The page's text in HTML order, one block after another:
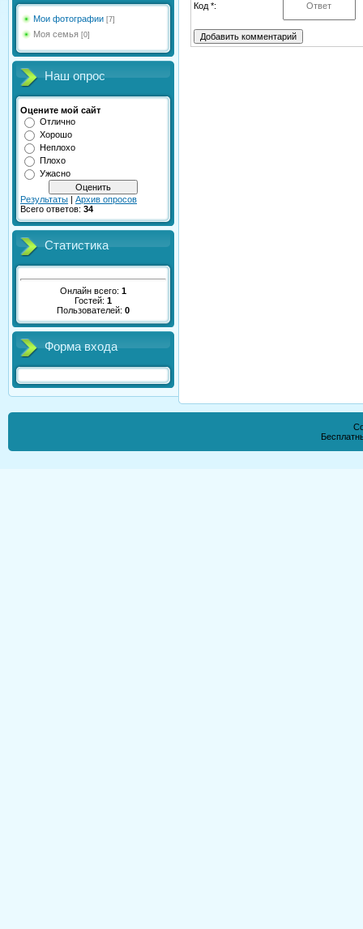
Мои фотографии [7]
Моя семья [0]
Наш опрос
Оцените мой сайт
Отлично
Хорошо
Неплохо
Плохо
Ужасно
Результаты | Архив опросов
Всего ответов: 34
Статистика
Онлайн всего: 1
Гостей: 1
Пользователей: 0
Форма входа
Код *: